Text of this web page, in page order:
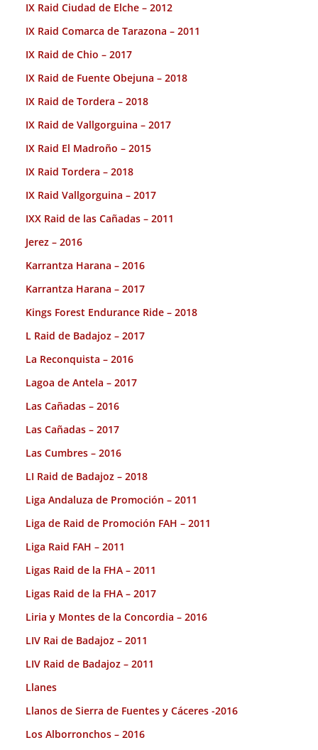
IX Raid Ciudad de Elche – 2012
IX Raid Comarca de Tarazona – 2011
IX Raid de Chio – 2017
IX Raid de Fuente Obejuna – 2018
IX Raid de Tordera – 2018
IX Raid de Vallgorguina – 2017
IX Raid El Madroño – 2015
IX Raid Tordera – 2018
IX Raid Vallgorguina – 2017
IXX Raid de las Cañadas – 2011
Jerez – 2016
Karrantza Harana – 2016
Karrantza Harana – 2017
Kings Forest Endurance Ride – 2018
L Raid de Badajoz – 2017
La Reconquista – 2016
Lagoa de Antela – 2017
Las Cañadas – 2016
Las Cañadas – 2017
Las Cumbres – 2016
LI Raid de Badajoz – 2018
Liga Andaluza de Promoción – 2011
Liga de Raid de Promoción FAH – 2011
Liga Raid FAH – 2011
Ligas Raid de la FHA – 2011
Ligas Raid de la FHA – 2017
Liria y Montes de la Concordia – 2016
LIV Rai de Badajoz – 2011
LIV Raid de Badajoz – 2011
Llanes
Llanos de Sierra de Fuentes y Cáceres -2016
Los Alborronchos – 2016